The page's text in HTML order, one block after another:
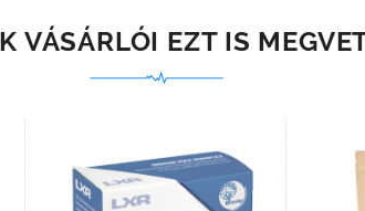
VÁSÁRLÓI EZT IS